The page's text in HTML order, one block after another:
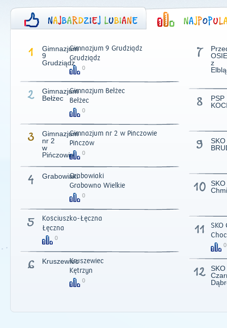
1
Gimnazjum
9
Grudziądz
Gimnazjum 9 Grudziądz
Grudziądz
0
2
Gimnazjum
Bełżec
Gimnazjum Bełżec
Bełżec
0
3
Gimnazjum
nr 2
w
Pińczowie
Gimnazjum nr 2 w Pińczowie
Pińczów
0
4 GrabowiakiGrabowiaki
Grabowno Wielkie
0
5
Kościuszko-Łęczna
Łęczna
0
6 KruszewiecKruszewiec
Kętrzyn
0
7
z
8
PSP
9
SKO
10
SKO
11
SKO
0
12
SKO
2011| 2012|